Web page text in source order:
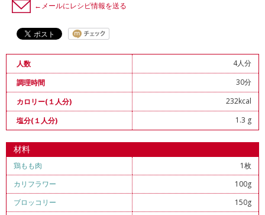
←メールにレシピ情報を送る
人数
4人分
調理時間
30分
カロリー(１人分)
232kcal
塩分(１人分)
1.3 g
材料
鶏もも肉
1枚
カリフラワー
100g
ブロッコリー
150g